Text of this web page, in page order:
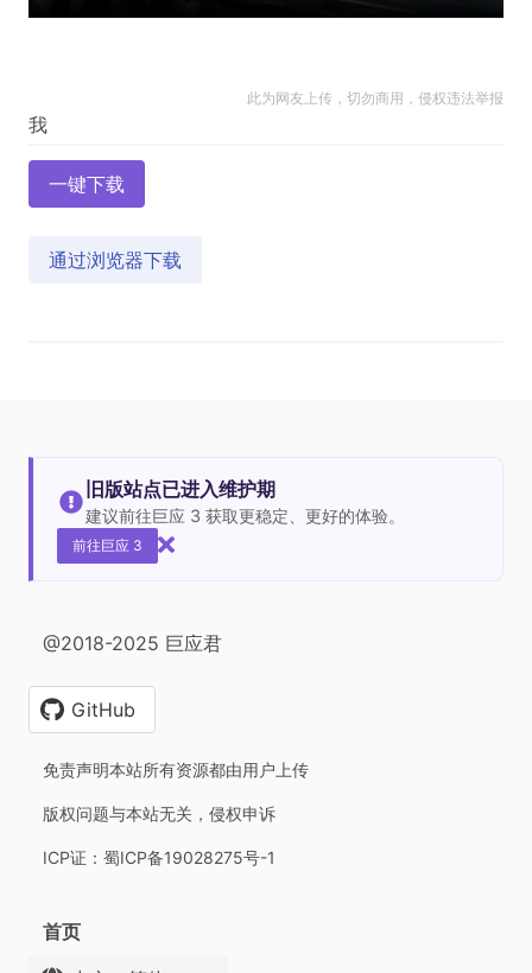
此为网友上传，切勿商用，侵权违法举报
一键下载
通过浏览器下载
旧版站点已进入维护期
建议前往巨应 3 获取更稳定、更好的体验。
前往巨应 3
@2018-2025 巨应君
GitHub
免责声明本站所有资源都由用户上传
版权问题与本站无关，侵权申诉
ICP证：蜀ICP备19028275号-1
首页